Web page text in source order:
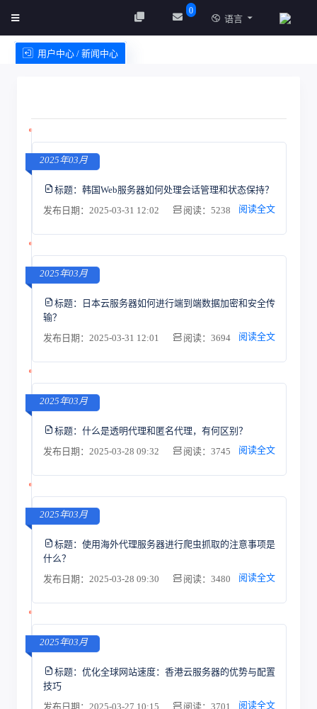
0
语言
用户中心 / 新闻中心
2025年03月
标题： 韩国Web服务器如何处理会话管理和状态保持？
发布日期：2025-03-31 12:02
阅读：5238 阅读全文
2025年03月
标题：
日本云服务器如何进行端到端数据加密和安全传
输？
发布日期：2025-03-31 12:01
阅读：3694 阅读全文
2025年03月
标题： 什么是透明代理和匿名代理，有何区别？
发布日期：2025-03-28 09:32
阅读：3745 阅读全文
2025年03月
标题： 使用海外代理服务器进行爬虫抓取的注意事项是
什么？
发布日期：2025-03-28 09:30
阅读：3480 阅读全文
2025年03月
标题： 优化全球网站速度：香港云服务器的优势与配置
技巧
发布日期：2025-03-27 10:15
阅读：3701 阅读全文